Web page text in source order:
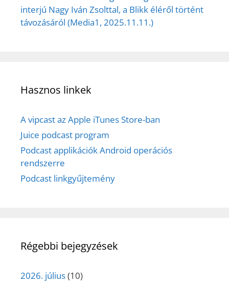
interjú Nagy Iván Zsolttal, a Blikk éléről történt
távozásáról (Media1, 2025.11.11.)
Hasznos linkek
A vipcast az Apple iTunes Store-ban
Juice podcast program
Podcast applikációk Android operációs
rendszerre
Podcast linkgyűjtemény
Régebbi bejegyzések
2026. július(10)